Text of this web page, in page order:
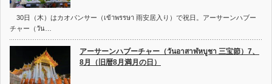
30日（木）はカオパンサー（เข้าพรรษา 雨安居入り）で祝日。アーサーンハブー
チャー（วัน…
アーサーンハブーチャー（วันอาสาฬหบูชา 三宝節）7、
8月（旧暦8月満月の日）